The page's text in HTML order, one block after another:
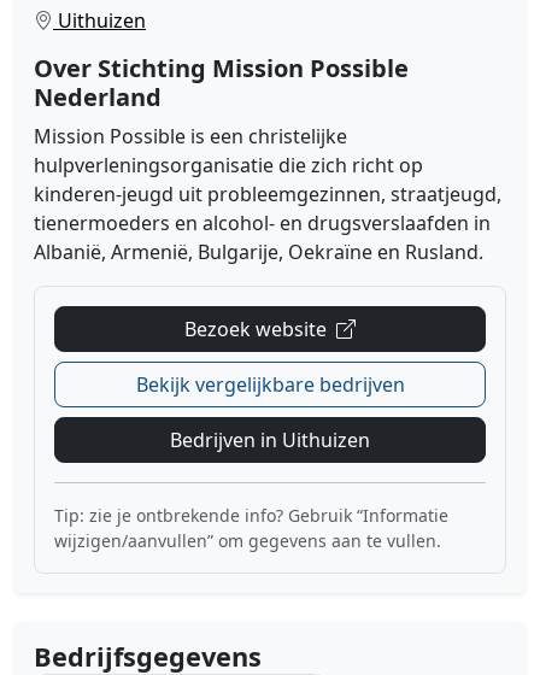
Uithuizen
Over Stichting Mission Possible
Nederland
Mission Possible is een christelijke
hulpverleningsorganisatie die zich richt op
kinderen-jeugd uit probleemgezinnen, straatjeugd,
tienermoeders en alcohol- en drugsverslaafden in
Albanië, Armenië, Bulgarije, Oekraïne en Rusland.
Bezoek website
Bekijk vergelijkbare bedrijven
Bedrijven in Uithuizen
Tip: zie je ontbrekende info? Gebruik “Informatie
wijzigen/aanvullen” om gegevens aan te vullen.
Bedrijfsgegevens